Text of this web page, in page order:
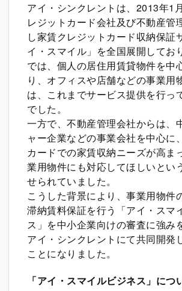
アイ・シンクレントは、2013年1
レジットカード会社及び不動産管
し家賃クレジットカード収納保証
イ・スマイル」を全国展開してお
では、個人の居住用賃貸物件を中
り、オフィスや店舗などの事業用
は、これまでサービス提供を行っ
でした。
一方で、不動産管理会社からは、
ャー企業などの事業会社を中心に
カードでの家賃収納ニーズが高ま
業用物件にも対応してほしいとい
せられていました。
こうした背景により、事業用物件
滞納賃料保証を行う「アイ・スマ
ス」を中小企業向けの審査に強み
アイ・シンクレントにて共同開発
ことになりました。
「アイ・スマイルビジネス」につ